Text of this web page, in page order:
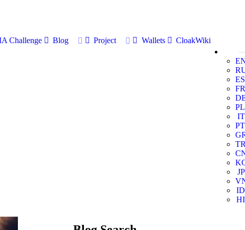
Challenge Blog Project Wallets
CloakWiki
ES
FR
PL
IT
PT
JP
ID
HI